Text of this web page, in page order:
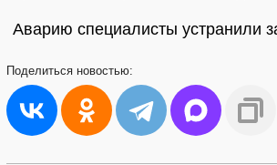
Аварию специалисты устранили
Поделиться новостью: